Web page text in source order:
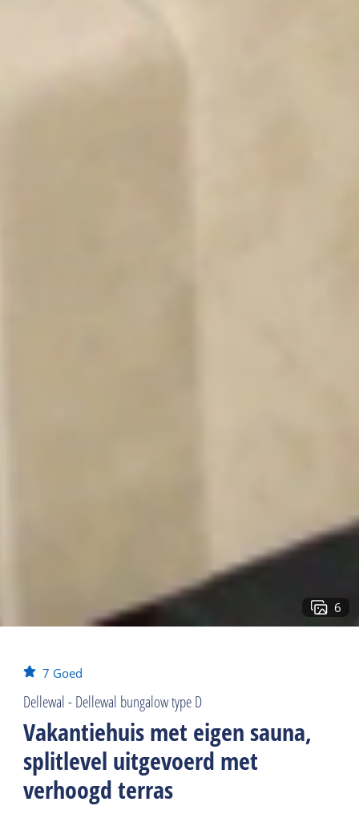
6
7 Goed
Dellewal - Dellewal bungalow type D
Vakantiehuis met eigen sauna,
splitlevel uitgevoerd met
verhoogd terras